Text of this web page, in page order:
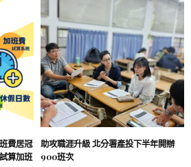
費居冠
算加班
助攻職涯升級 北分署產投下半年開辦
900班次